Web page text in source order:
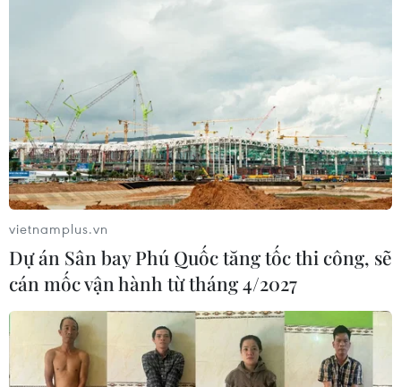
vietnamplus.vn
Dự án Sân bay Phú Quốc tăng tốc thi công, sẽ
cán mốc vận hành từ tháng 4/2027